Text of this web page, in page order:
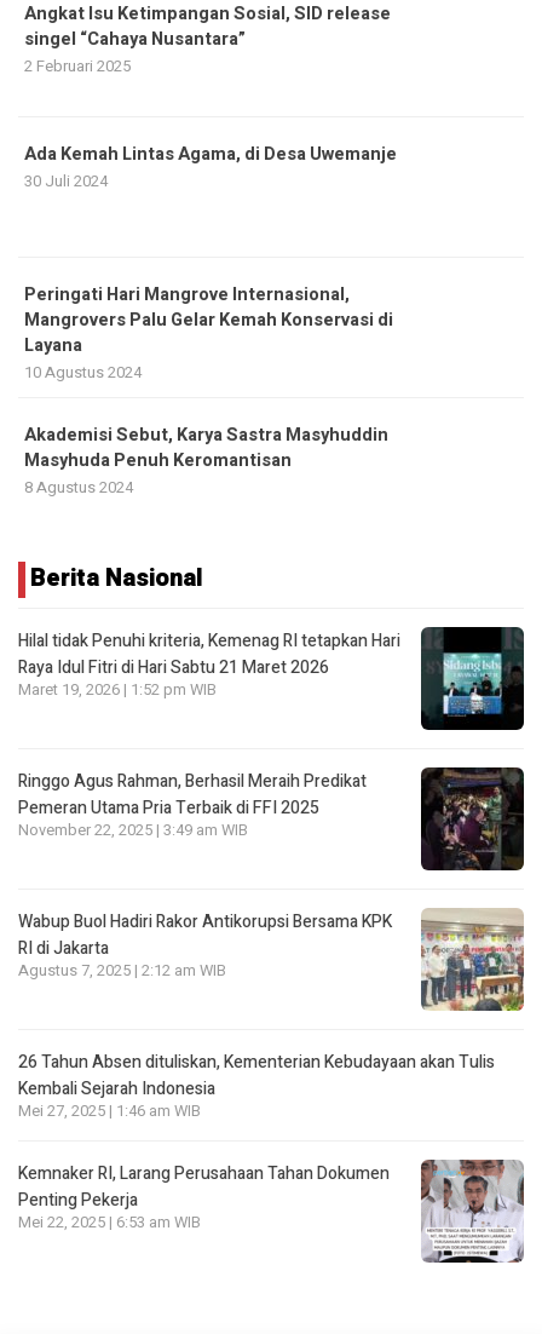
Angkat Isu Ketimpangan Sosial, SID release
singel “Cahaya Nusantara”
2 Februari 2025
Ada Kemah Lintas Agama, di Desa Uwemanje
30 Juli 2024
Peringati Hari Mangrove Internasional,
Mangrovers Palu Gelar Kemah Konservasi di
Layana
10 Agustus 2024
Akademisi Sebut, Karya Sastra Masyhuddin
Masyhuda Penuh Keromantisan
8 Agustus 2024
Berita Nasional
Hilal tidak Penuhi kriteria, Kemenag RI tetapkan Hari
Raya Idul Fitri di Hari Sabtu 21 Maret 2026
Maret 19, 2026 | 1:52 pm WIB
Ringgo Agus Rahman, Berhasil Meraih Predikat
Pemeran Utama Pria Terbaik di FFI 2025
November 22, 2025 | 3:49 am WIB
Wabup Buol Hadiri Rakor Antikorupsi Bersama KPK
RI di Jakarta
Agustus 7, 2025 | 2:12 am WIB
26 Tahun Absen dituliskan, Kementerian Kebudayaan akan Tulis
Kembali Sejarah Indonesia
Mei 27, 2025 | 1:46 am WIB
Kemnaker RI, Larang Perusahaan Tahan Dokumen
Penting Pekerja
Mei 22, 2025 | 6:53 am WIB